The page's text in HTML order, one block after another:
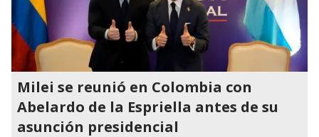
Milei se reunió en Colombia con
Abelardo de la Espriella antes de su
asunción presidencial